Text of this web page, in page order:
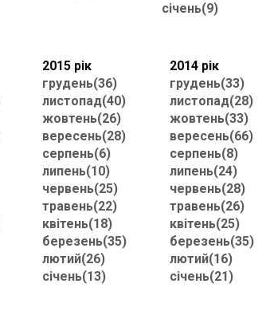
січень(9)
2015 рік
грудень(36)
листопад(40)
жовтень(26)
вересень(28)
серпень(6)
липень(10)
червень(25)
травень(22)
квітень(18)
березень(35)
лютий(26)
січень(13)
2014 рік
грудень(33)
листопад(28)
жовтень(33)
вересень(66)
серпень(8)
липень(24)
червень(28)
травень(26)
квітень(25)
березень(35)
лютий(16)
січень(21)